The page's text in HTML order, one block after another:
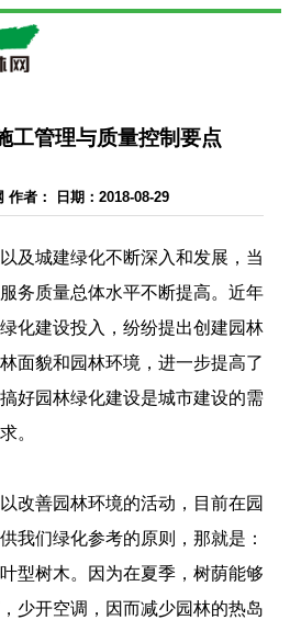
工管理与质量控制要点
作者： 日期：2018-08-29
及城建绿化不断深入和发展，当
务质量总体水平不断提高。近年
化建设投入，纷纷提出创建园林
面貌和园林环境，进一步提高了
好园林绿化建设是城市建设的需
。
改善园林环境的活动，目前在园
我们绿化参考的原则，那就是：
型树木。因为在夏季，树荫能够
少开空调，因而减少园林的热岛